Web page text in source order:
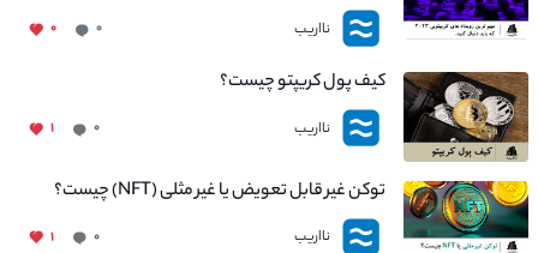
نااریب ۰ ۰
کیف پول کریپتو چیست؟
نااریب ۰ ۱
توکن غیر قابل تعویض یا غیر مثلی (NFT) چیست؟
نااریب ۰ ۱